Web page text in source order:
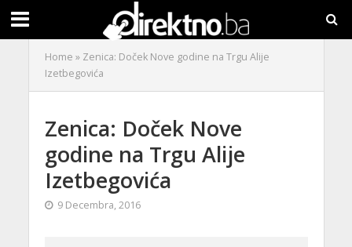
Home » Zenica: Doček Nove godine na Trgu Alije
Izetbegovića
Zenica: Doček Nove
godine na Trgu Alije
Izetbegovića
9 Decembra, 2016